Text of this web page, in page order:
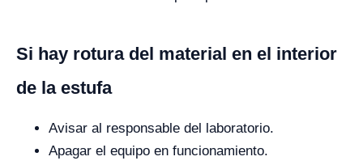
Si hay rotura del material en el interior
de la estufa
Avisar al responsable del laboratorio.
Apagar el equipo en funcionamiento.